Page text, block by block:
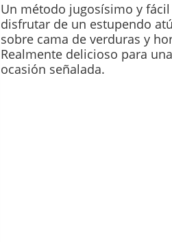
Un método jugosísimo y
disfrutar de un estupendo
sobre cama de verduras y
Realmente delicioso para una
ocasión señalada.